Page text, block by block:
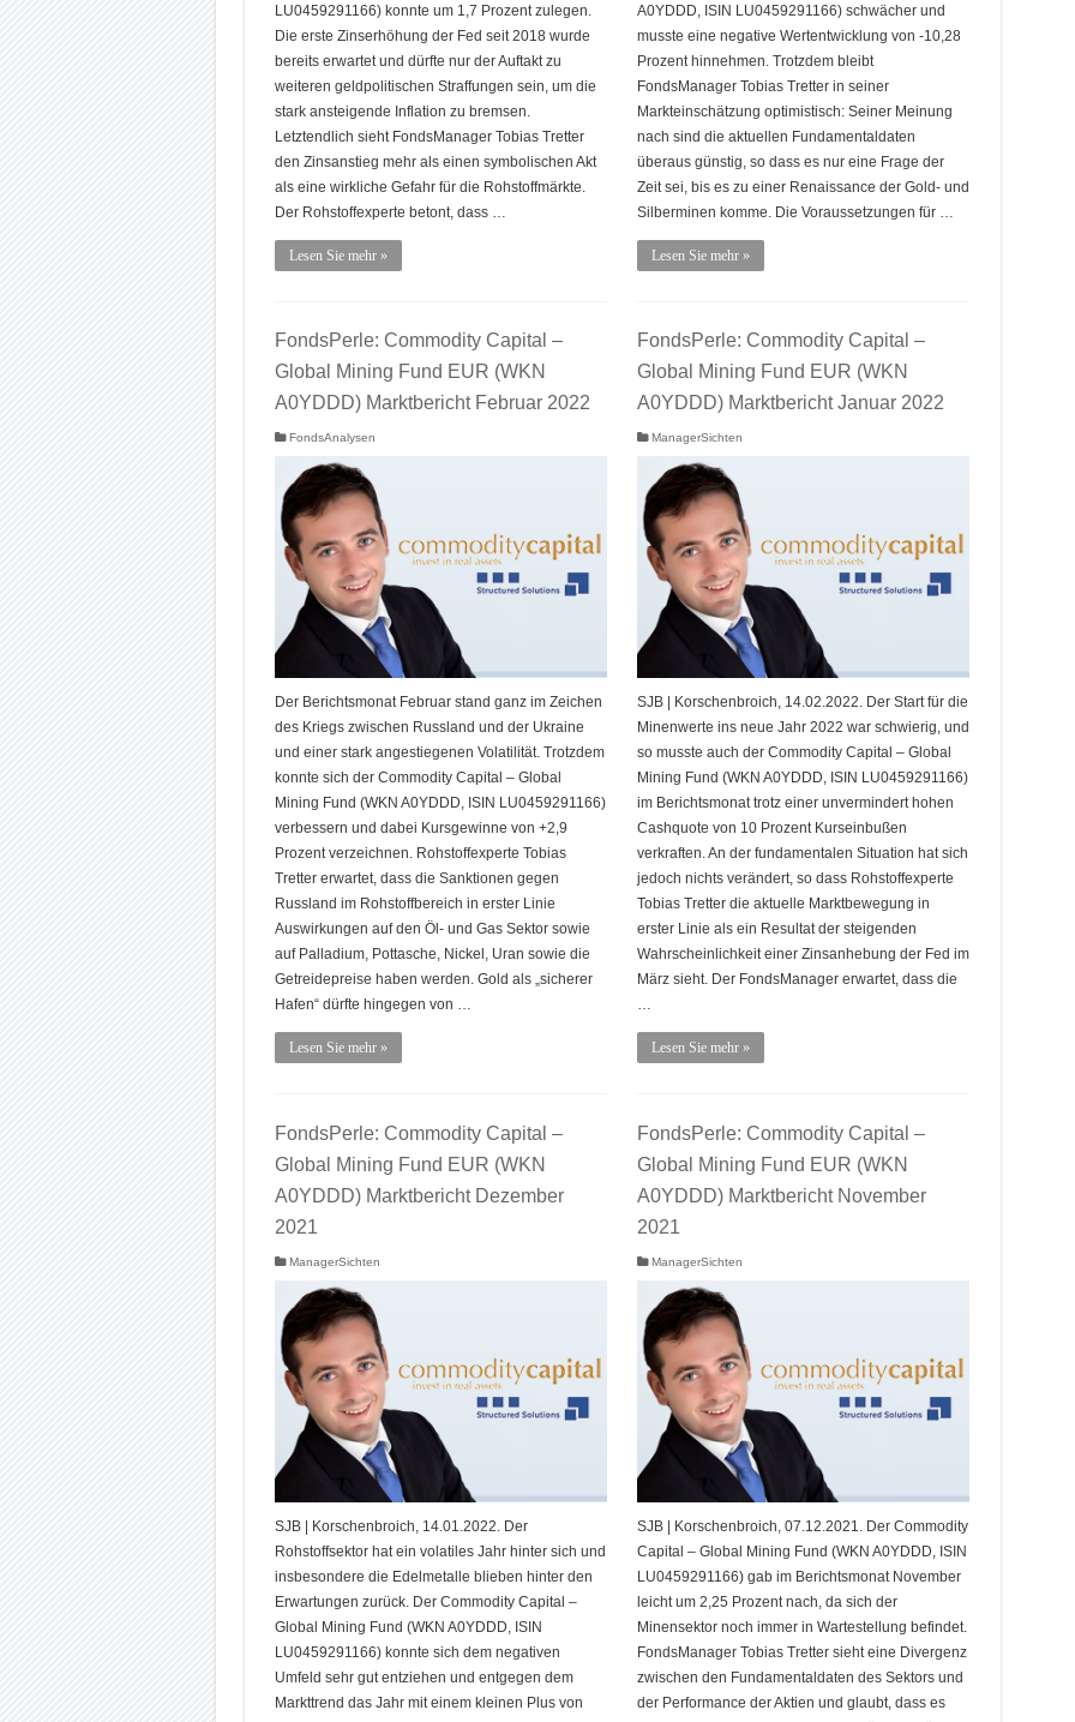
A0YDDD, ISIN LU0459291166) schwächer und
musste eine negative Wertentwicklung von -10,28
Prozent hinnehmen. Trotzdem bleibt
FondsManager Tobias Tretter in seiner
Markteinschätzung optimistisch: Seiner Meinung
nach sind die aktuellen Fundamentaldaten
überaus günstig, so dass es nur eine Frage der
Zeit sei, bis es zu einer Renaissance der Gold- und
Silberminen komme. Die Voraussetzungen für …
Lesen Sie mehr »
LU0459291166) konnte um 1,7 Prozent zulegen.
Die erste Zinserhöhung der Fed seit 2018 wurde
bereits erwartet und dürfte nur der Auftakt zu
weiteren geldpolitischen Straffungen sein, um die
stark ansteigende Inflation zu bremsen.
Letztendlich sieht FondsManager Tobias Tretter
den Zinsanstieg mehr als einen symbolischen Akt
als eine wirkliche Gefahr für die Rohstoffmärkte.
Der Rohstoffexperte betont, dass …
Lesen Sie mehr »
FondsPerle: Commodity Capital –
Global Mining Fund EUR (WKN
A0YDDD) Marktbericht Februar 2022
FondsAnalysen
Der Berichtsmonat Februar stand ganz im Zeichen
des Kriegs zwischen Russland und der Ukraine
und einer stark angestiegenen Volatilität. Trotzdem
konnte sich der Commodity Capital – Global
Mining Fund (WKN A0YDDD, ISIN LU0459291166)
verbessern und dabei Kursgewinne von +2,9
Prozent verzeichnen. Rohstoffexperte Tobias
Tretter erwartet, dass die Sanktionen gegen
Russland im Rohstoffbereich in erster Linie
Auswirkungen auf den Öl- und Gas Sektor sowie
auf Palladium, Pottasche, Nickel, Uran sowie die
Getreidepreise haben werden. Gold als „sicherer
Hafen“ dürfte hingegen von …
Lesen Sie mehr »
FondsPerle: Commodity Capital –
Global Mining Fund EUR (WKN
A0YDDD) Marktbericht Januar 2022
ManagerSichten
SJB | Korschenbroich, 14.02.2022. Der Start für die
Minenwerte ins neue Jahr 2022 war schwierig, und
so musste auch der Commodity Capital – Global
Mining Fund (WKN A0YDDD, ISIN LU0459291166)
im Berichtsmonat trotz einer unvermindert hohen
Cashquote von 10 Prozent Kurseinbußen
verkraften. An der fundamentalen Situation hat sich
jedoch nichts verändert, so dass Rohstoffexperte
Tobias Tretter die aktuelle Marktbewegung in
erster Linie als ein Resultat der steigenden
Wahrscheinlichkeit einer Zinsanhebung der Fed im
März sieht. Der FondsManager erwartet, dass die
Lesen Sie mehr »
FondsPerle: Commodity Capital –
Global Mining Fund EUR (WKN
A0YDDD) Marktbericht Dezember
2021
ManagerSichten
SJB | Korschenbroich, 14.01.2022. Der
Rohstoffsektor hat ein volatiles Jahr hinter sich und
insbesondere die Edelmetalle blieben hinter den
Erwartungen zurück. Der Commodity Capital –
Global Mining Fund (WKN A0YDDD, ISIN
LU0459291166) konnte sich dem negativen
Umfeld sehr gut entziehen und entgegen dem
Markttrend das Jahr mit einem kleinen Plus von
FondsPerle: Commodity Capital –
Global Mining Fund EUR (WKN
A0YDDD) Marktbericht November
2021
ManagerSichten
SJB | Korschenbroich, 07.12.2021. Der Commodity
Capital – Global Mining Fund (WKN A0YDDD, ISIN
LU0459291166) gab im Berichtsmonat November
leicht um 2,25 Prozent nach, da sich der
Minensektor noch immer in Wartestellung befindet.
FondsManager Tobias Tretter sieht eine Divergenz
zwischen den Fundamentaldaten des Sektors und
der Performance der Aktien und glaubt, dass es